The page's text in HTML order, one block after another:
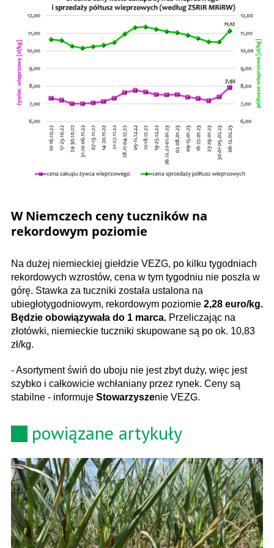
W Niemczech ceny tuczników na
rekordowym poziomie
Na dużej niemieckiej giełdzie VEZG, po kilku tygodniach
rekordowych wzrostów, cena w tym tygodniu nie poszła w
górę. Stawka za tuczniki została ustalona na
ubiegłotygodniowym, rekordowym poziomie 2,28 euro/kg.
Będzie obowiązywała do 1 marca. Przeliczając na
złotówki, niemieckie tuczniki skupowane są po ok. 10,83
zł/kg.
- Asortyment świń do uboju nie jest zbyt duży, więc jest
szybko i całkowicie wchłaniany przez rynek. Ceny są
stabilne - informuje Stowarzyszenie VEZG.
powiązane artykuły